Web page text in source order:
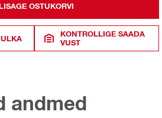
OSTUKORVI
KONTROLLIGE SAADA
VUST
andmed